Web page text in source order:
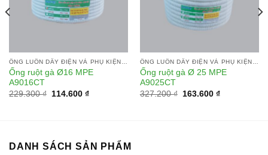
wishlist
ỐNG LUỒN DÂY ĐIỆN VÀ PHỤ KIỆN MPE
Ống ruột gà Ø16 MPE
A9016CT
229.300₫
Giá
114.600 ₫Giá
ỐNG LUỒN DÂY ĐIỆN VÀ PHỤ KIỆN MPE
Ống ruột gà Ø 25 MPE
A9025CT
327.200₫
Giá
163.600 ₫Giá
DANH SÁCH SẢN PHẨM